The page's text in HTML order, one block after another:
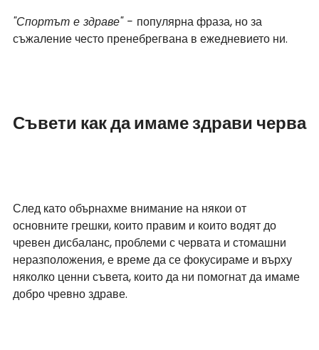
"Спортът е здраве" - популярна фраза, но за
съжаление често пренебрегвана в ежедневието ни.
Съвети как да имаме здрави черва
След като обърнахме внимание на някои от
основните грешки, които правим и които водят до
чревен дисбаланс, проблеми с червата и стомашни
неразположения, е време да се фокусираме и върху
няколко ценни съвета, които да ни помогнат да имаме
добро чревно здраве.